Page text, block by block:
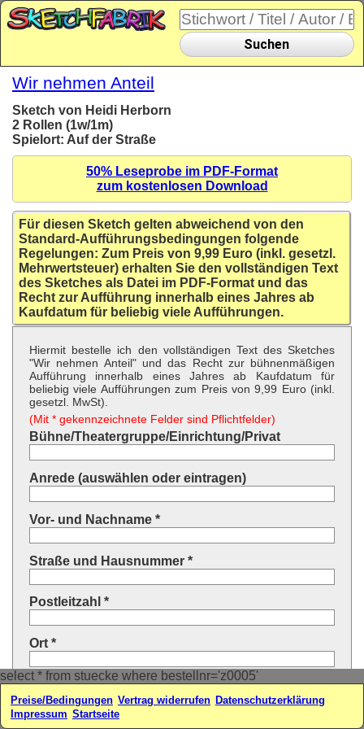
select * from stuecke where bestellnr='z0005'
Suchen
Wir nehmen Anteil
Sketch von Heidi Herborn
2 Rollen (1w/1m)
Spielort: Auf der Straße
50% Leseprobe im PDF-Format
zum kostenlosen Download
Für diesen Sketch gelten abweichend von den
Standard-Aufführungsbedingungen folgende
Regelungen: Zum Preis von 9,99 Euro (inkl. gesetzl.
Mehrwertsteuer) erhalten Sie den vollständigen Text
des Sketches als Datei im PDF-Format und das
Recht zur Aufführung innerhalb eines Jahres ab
Kaufdatum für beliebig viele Aufführungen.
Hiermit bestelle ich den vollständigen Text des Sketches
"Wir nehmen Anteil" und das Recht zur bühnenmäßigen
Aufführung innerhalb eines Jahres ab Kaufdatum für
beliebig viele Aufführungen zum Preis von 9,99 Euro (inkl.
gesetzl. MwSt).
(Mit * gekennzeichnete Felder sind Pflichtfelder)
Bühne/Theatergruppe/Einrichtung/Privat
Anrede (auswählen oder eintragen)
Vor- und Nachname *
Straße und Hausnummer *
Postleitzahl *
Ort *
Land * (auswählen oder eintragen)
Ihre E-Mail-Adresse*
Preise/Bedingungen Vertrag widerrufen Datenschutzerklärung
Impressum Startseite